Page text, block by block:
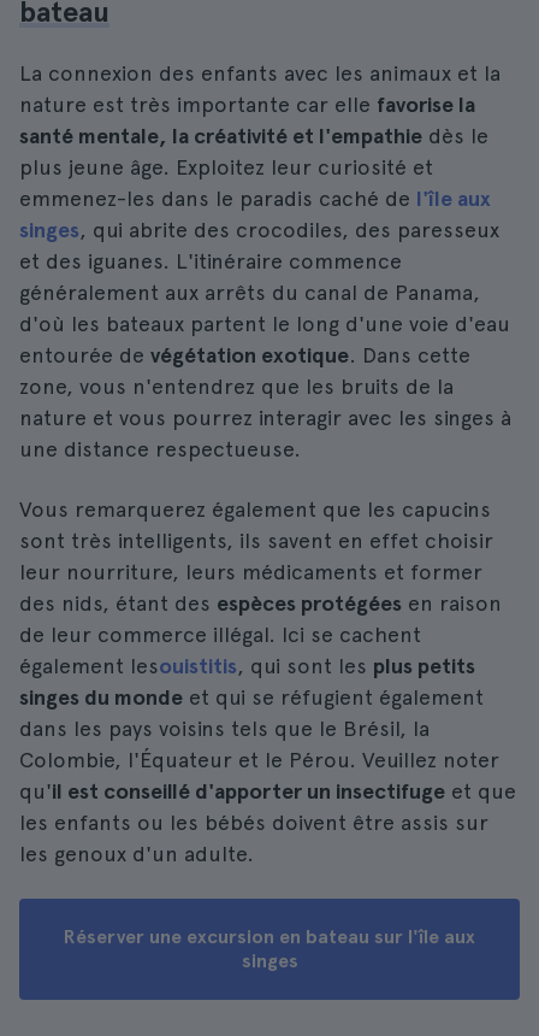
bateau
La connexion des enfants avec les animaux et la
nature est très importante car elle favorise la
santé mentale, la créativité et l'empathie dès le
plus jeune âge. Exploitez leur curiosité et
emmenez-les dans le paradis caché de l'île aux
singes, qui abrite des crocodiles, des paresseux
et des iguanes. L'itinéraire commence
généralement aux arrêts du canal de Panama,
d'où les bateaux partent le long d'une voie d'eau
entourée de végétation exotique. Dans cette
zone, vous n'entendrez que les bruits de la
nature et vous pourrez interagir avec les singes à
une distance respectueuse.
Vous remarquerez également que les capucins
sont très intelligents, ils savent en effet choisir
leur nourriture, leurs médicaments et former
des nids, étant des espèces protégées en raison
de leur commerce illégal. Ici se cachent
également lesouistitis, qui sont les plus petits
singes du monde et qui se réfugient également
dans les pays voisins tels que le Brésil, la
Colombie, l'Équateur et le Pérou. Veuillez noter
qu'il est conseillé d'apporter un insectifuge et que
les enfants ou les bébés doivent être assis sur
les genoux d'un adulte.
Réserver une excursion en bateau sur l'île aux
singes